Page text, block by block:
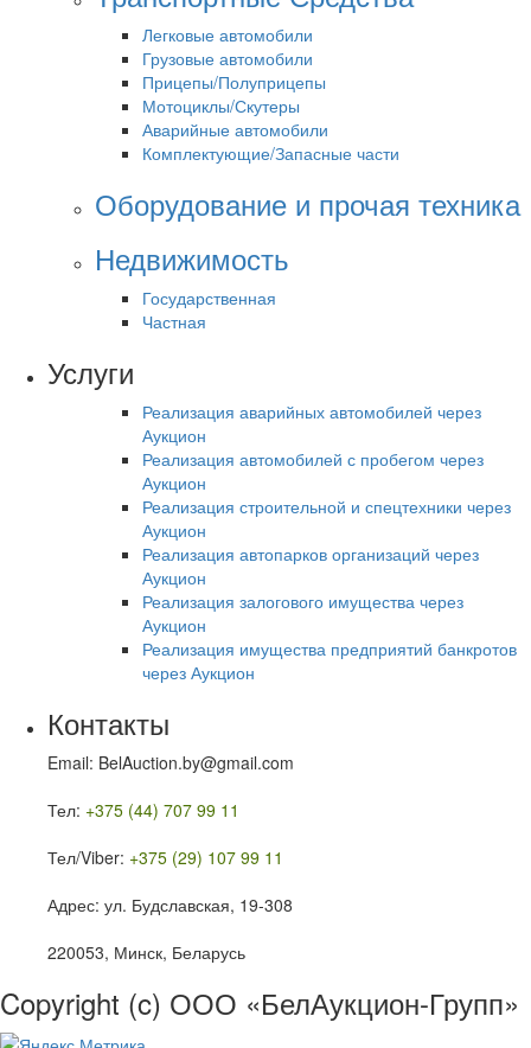
Легковые автомобили
Грузовые автомобили
Прицепы/Полуприцепы
Мотоциклы/Скутеры
Аварийные автомобили
Комплектующие/Запасные части
Оборудование и прочая техника
Недвижимость
Государственная
Частная
Услуги
Реализация аварийных автомобилей через
Аукцион
Реализация автомобилей с пробегом через
Аукцион
Реализация строительной и спецтехники через
Аукцион
Реализация автопарков организаций через
Аукцион
Реализация залогового имущества через
Аукцион
Реализация имущества предприятий банкротов
через Аукцион
Контакты
Email: BelAuction.by@gmail.com
Тел: +375 (44) 707 99 11
Тел/Viber: +375 (29) 107 99 11
Адрес: ул. Будславская, 19-308
220053, Минск, Беларусь
Copyright (c) ООО «БелАукцион-Групп»